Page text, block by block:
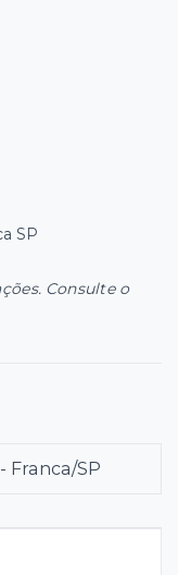
SP
Consulte o
Franca/SP